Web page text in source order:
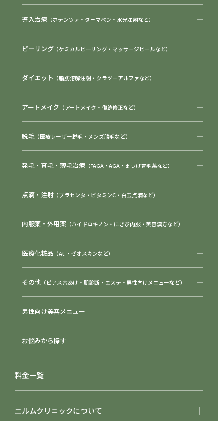
導入治療 （ポテンツァ・ダーマペン・水光注射など）
ピーリング （ケミカルピーリング・マッサージピールなど）
ダイエット （脂肪溶解注射・クラツーアルファなど）
アートメイク （アートメイク・傷跡修正など）
脱毛 （医療レーザー脱毛・メンズ脱毛など）
発毛・育毛・薄毛治療 （FAGA・AGA・まつげ育毛薬など）
点滴・注射 （プラセンタ・ビタミンC・白玉点滴など）
内服薬・外用薬 （ハイドロキノン・にきび内服・美容漢方など）
医療化粧品 （At.・ゼオスキンなど）
その他 （ピアス穴あけ・肌診断・エステ・男性向けメニューなど）
男性向け美容メニュー
お悩みから探す
料金一覧
エルムクリニックについて